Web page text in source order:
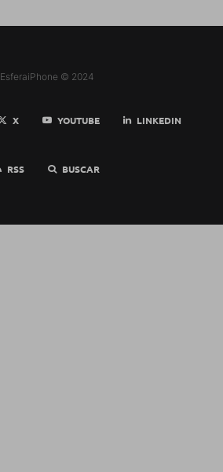
EsferaiPhone © 2024
X YOUTUBE LINKEDIN
RSS BUSCAR